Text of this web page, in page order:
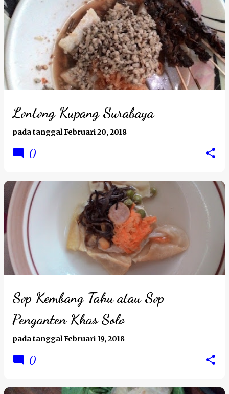
Lontong Kupang Surabaya
pada tanggalFebruari 20, 2018
0
Sop Kembang Tahu atau Sop
Penganten Khas Solo
pada tanggalFebruari 19, 2018
0